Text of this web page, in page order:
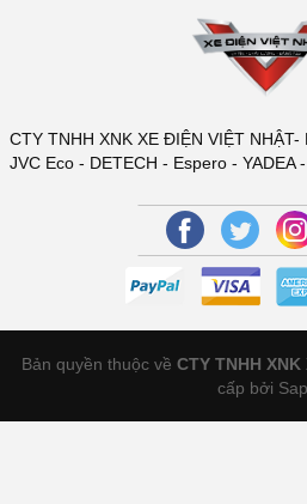
CTY TNHH XNK XE ĐIỆN VIỆT
JVC Eco - DETECH - Espero - YADEA
Bản quyền thuộc về CTY TNHH
cấp bởi